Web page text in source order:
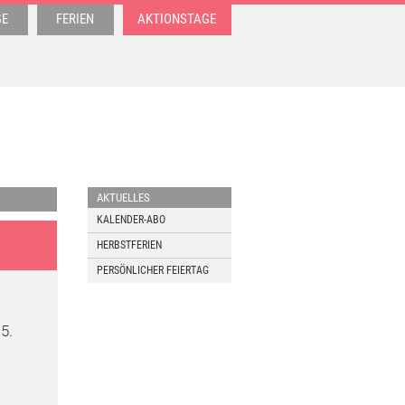
FERIEN AKTIONSTAGE
AKTUELLES
KALENDER-ABO
HERBSTFERIEN
PERSÖNLICHER FEIERTAG